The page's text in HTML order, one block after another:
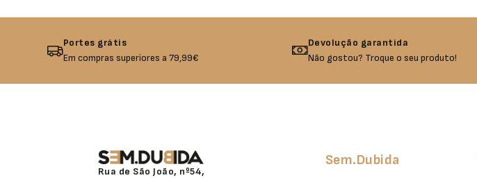
Portes grátis
Em compras superiores a 79,99€
Devolução garantida
Não gostou? Troque o seu produto!
Rua de São João, nº54,
Sem.Dubida